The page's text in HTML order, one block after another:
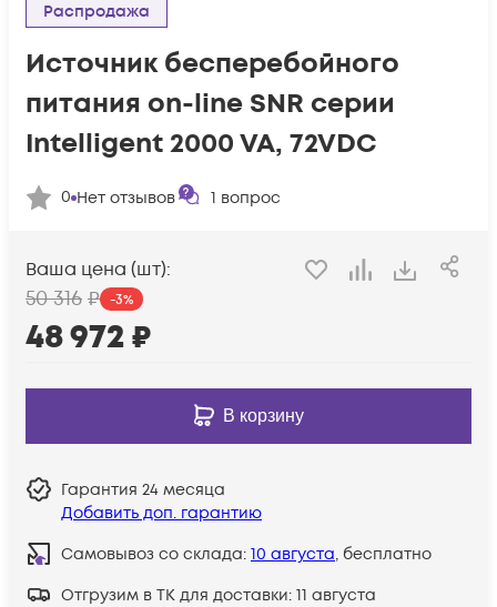
Распродажа
Источник бесперебойного
питания on-line SNR серии
Intelligent 2000 VA, 72VDC
0 Нет отзывов 1 вопрос
Ваша цена (шт):
50 316 ₽ -3%
48 972₽
В корзину
Гарантия 24 месяца
Добавить доп. гарантию
Самовывоз со склада: 10 августа, бесплатно
Отгрузим в ТК для доставки: 11 августа